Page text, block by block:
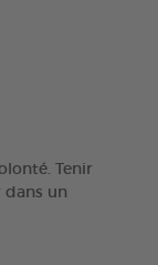
Tenir
dans un